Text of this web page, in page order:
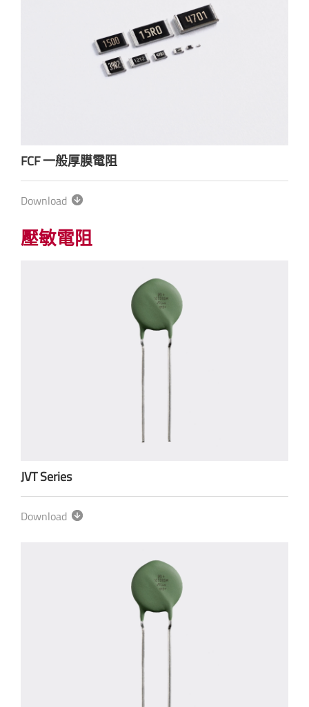
FCF 一般厚膜電阻
Download
壓敏電阻
JVT Series
Download